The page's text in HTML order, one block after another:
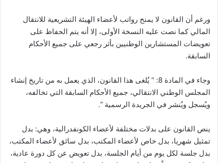
ورغم أن القانون لا يمنح رواتب لأعضاء الهيئة التشريعية للانتقال
المالي كما نصت عليه النسخة الأولى، إلا أنه يتم الحفاظ على
تعويضات المستشارين الوطنيين بأثر رجعي على جميع الأحكام
السابقة.
وجاء في المادة 8: “ يُلغى هذا القانون، الذي يعمل به من تاريخ إنشاء
المجلس الوطني الانتقالي، جميع الأحكام السابقة التي تخالفه،
ويُسجل ويُنشر في الجريدة الرسمية ”.
ينص القانون على بدلات مختلفة لأعضاء الكونفدرالية، وهي: بدل
تمثيل شهريا، بدل خاص لأعضاء المكتب، بدل سائق لأعضاء المكتب،
بدل جلسة لكل يوم من أيام الجلسة، بدل تعويض عن كل دورة عادية،